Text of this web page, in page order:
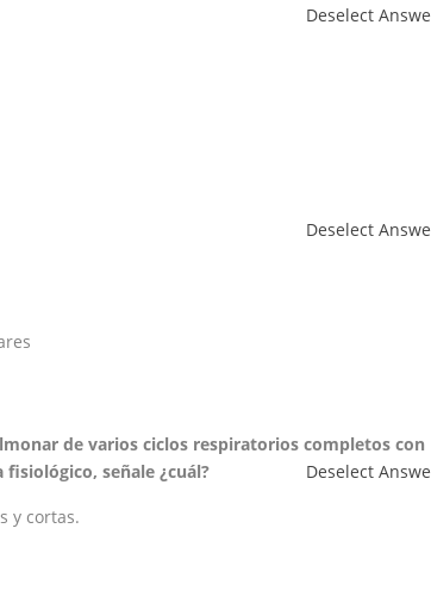
Deselect
Deselect
de varios ciclos respiratorios completos con
señale ¿cuál?
Deselect
y cortas.